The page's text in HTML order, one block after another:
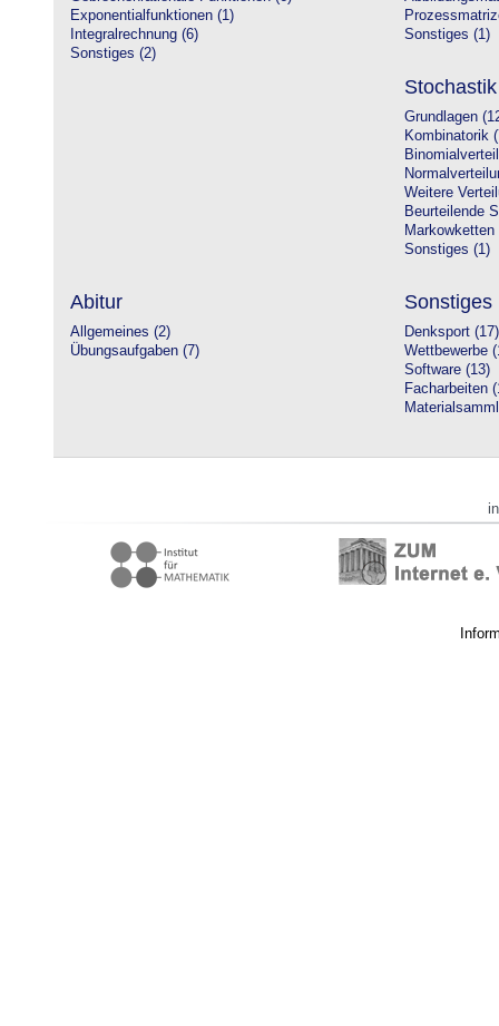
Exponentialfunktionen (1)
Integralrechnung (6)
Sonstiges (2)
Sonstiges (1)
Stochastik
Grundlagen
Kombinatorik
Weitere
Beurteilende
Markowketten
Sonstiges (1)
Abitur
Allgemeines (2)
Übungsaufgaben (7)
Sonstiges
Denksport (17)
Wettbewerbe
Software (13)
Facharbeiten